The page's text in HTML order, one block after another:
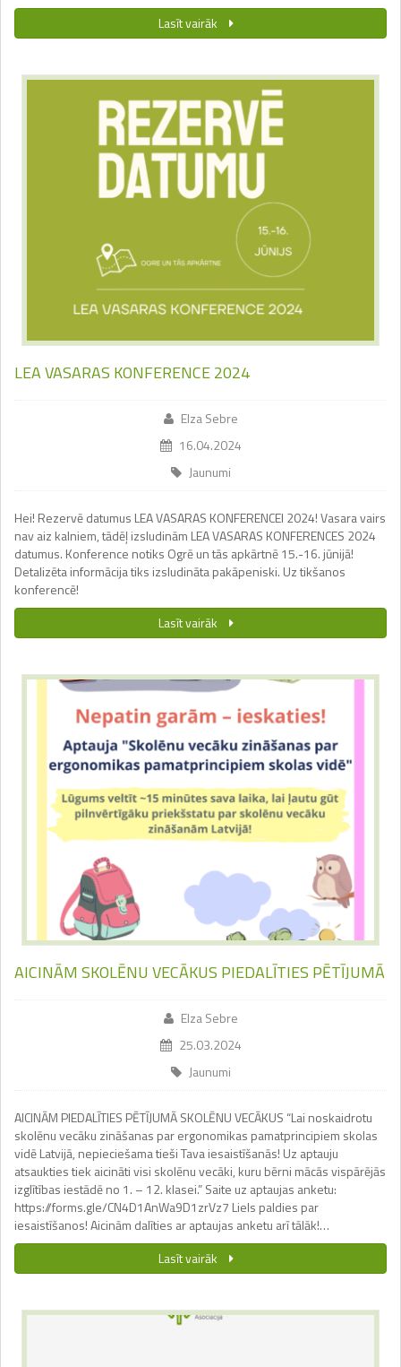
Lasīt vairāk
LEA VASARAS KONFERENCE 2024
Elza Sebre
16.04.2024
Jaunumi
Hei! Rezervē datumus LEA VASARAS KONFERENCEI 2024! Vasara vairs
nav aiz kalniem, tādēļ izsludinām LEA VASARAS KONFERENCES 2024
datumus. Konference notiks Ogrē un tās apkārtnē 15.-16. jūnijā!
Detalizēta informācija tiks izsludināta pakāpeniski. Uz tikšanos
konferencē!
Lasīt vairāk
AICINĀM SKOLĒNU VECĀKUS PIEDALĪTIES PĒTĪJUMĀ
Elza Sebre
25.03.2024
Jaunumi
AICINĀM PIEDALĪTIES PĒTĪJUMĀ SKOLĒNU VECĀKUS “Lai noskaidrotu
skolēnu vecāku zināšanas par ergonomikas pamatprincipiem skolas
vidē Latvijā, nepieciešama tieši Tava iesaistīšanās! Uz aptauju
atsaukties tiek aicināti visi skolēnu vecāki, kuru bērni mācās vispārējās
izglītības iestādē no 1. – 12. klasei.” Saite uz aptaujas anketu:
https://forms.gle/CN4D1AnWa9D1zrVz7 Liels paldies par
iesaistīšanos! Aicinām dalīties ar aptaujas anketu arī tālāk!…
Lasīt vairāk